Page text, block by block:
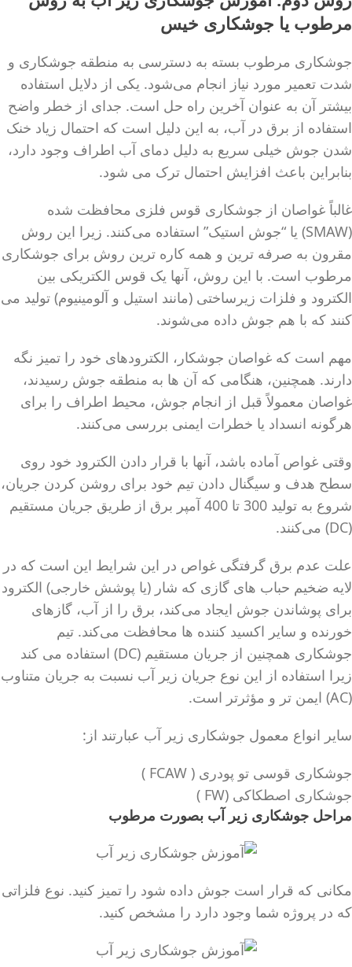
مرطوب یا جوشکاری خیس
جوشکاری مرطوب بسته به دسترسی به منطقه جوشکاری و
شدت تعمیر مورد نیاز انجام می‌شود. یکی از دلایل استفاده
بیشتر آن به عنوان آخرین راه حل است. جدای از خطر واضح
استفاده از برق در آب، به این دلیل است که احتمال زیاد خنک
شدن جوش خیلی سریع به دلیل دمای آب اطراف وجود دارد،
بنابراین باعث افزایش احتمال ترک می شود.
غالباً غواصان از جوشکاری قوس فلزی محافظت شده
(SMAW) یا “جوش استیک” استفاده می‌کنند. زیرا این روش
مقرون به صرفه ترین و همه کاره ترین روش برای جوشکاری
مرطوب است. با این روش، آنها یک قوس الکتریکی بین
الکترود و فلزات زیرساختی (مانند استیل و آلومینیوم) تولید می
کنند که با هم جوش داده می‌شوند.
مهم است که غواصان جوشکار، الکترودهای خود را تمیز نگه
دارند. همچنین، هنگامی که آن ها به منطقه جوش رسیدند،
غواصان معمولاً قبل از انجام جوش، محیط اطراف را برای
هرگونه انسداد یا خطرات ایمنی بررسی می‌کنند.
وقتی غواص آماده باشد، آنها با قرار دادن الکترود خود روی
سطح هدف و سیگنال دادن تیم خود برای روشن کردن جریان،
شروع به تولید 300 تا 400 آمپر برق از طریق جریان مستقیم
(DC) می‌کنند.
علت عدم برق گرفتگی غواص در این شرایط این است که در
لایه ضخیم حباب های گازی که شار (یا پوشش خارجی) الکترود
برای پوشاندن جوش ایجاد می‌کند، برق را از آب، گازهای
خورنده و سایر اکسید کننده ها محافظت می‌کند. تیم
جوشکاری همچنین از جریان مستقیم (DC) استفاده می کند
زیرا استفاده از این نوع جریان زیر آب نسبت به جریان متناوب
(AC) ایمن تر و مؤثرتر است.
سایر انواع معمول جوشکاری زیر آب عبارتند از:
جوشکاری قوسی تو پودری ( FCAW )
جوشکاری اصطکاکی (FW )
مراحل جوشکاری زیر آب بصورت مرطوب
مکانی که قرار است جوش داده شود را تمیز کنید. نوع فلزاتی
که در پروژه شما وجود دارد را مشخص کنید.